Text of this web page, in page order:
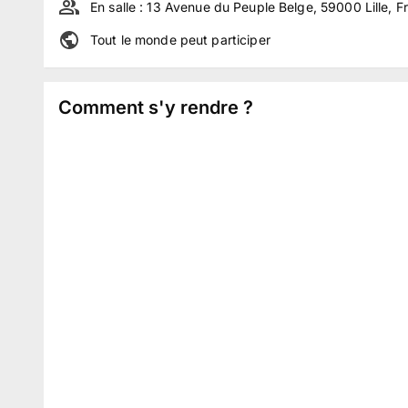
En salle :13 Avenue du Peuple Belge, 59000 Lille,
Tout le monde peut participer
Comment s'y rendre ?